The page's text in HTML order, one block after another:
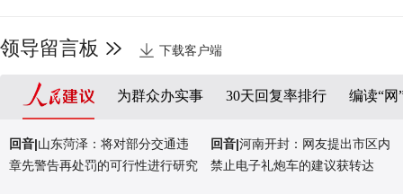
领导留言板 下载客户端
为群众办实事 30天回复率排行 编读“网
回音|山东菏泽：将对部分交通违
章先警告再处罚的可行性进行研究
回音|河南开封：网友提出市区内
禁止电子礼炮车的建议获转达